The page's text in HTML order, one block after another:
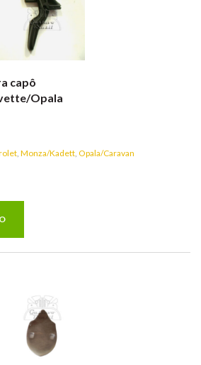
capô
Opala
, Monza/Kadett, Opala/Caravan